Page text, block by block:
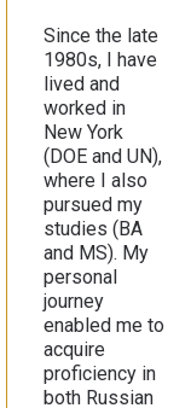
Since the late
1980s, I have
lived and
worked in
New York
(DOE and UN),
where I also
pursued my
studies (BA
and MS). My
personal
journey
enabled me to
acquire
proficiency in
both Russian